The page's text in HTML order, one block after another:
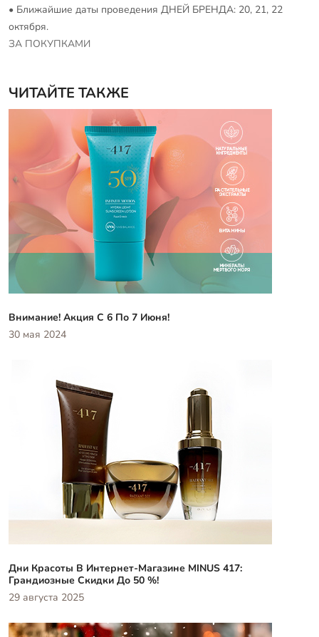
• Ближайшие даты проведения ДНЕЙ БРЕНДА: 20, 21, 22
октября.
ЗА ПОКУПКАМИ
ЧИТАЙТЕ ТАКЖЕ
Внимание! Акция С 6 По 7 Июня!
30 мая 2024
Дни Красоты В Интернет-Магазине MINUS 417:
Грандиозные Скидки До 50 %!
29 августа 2025